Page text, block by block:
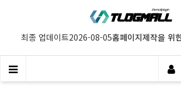
최종 업데이트2026-08-05홈페이지제작을 위